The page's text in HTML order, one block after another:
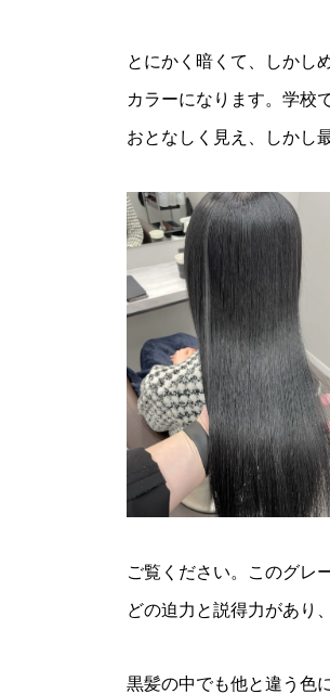
とにかく暗くて、しかし
カラーになります。学校
おとなしく見え、しかし
ご覧ください。このグレ
どの迫力と説得力があり
黒髪の中でも他と違う色